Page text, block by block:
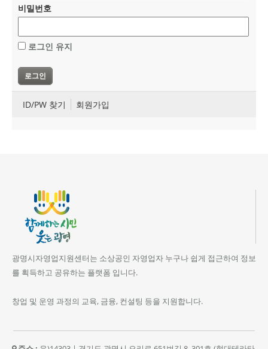
비밀번호
로그인 유지
ID/PW 찾기 회원가입
광명시자영업지원센터는 소상공인 자영업자 누구나 쉽게 접근하여 정보
를 획득하고 공유하는 플랫폼 입니다.
창업 및 운영 과정의 교육, 금융, 컨설팅 등을 지원합니다.